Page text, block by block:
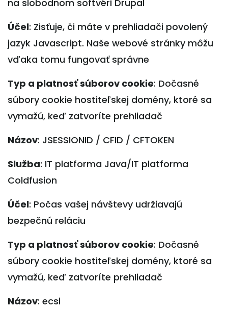
na slobodnom softvéri Drupal
Účel: Zisťuje, či máte v prehliadači povolený
jazyk Javascript. Naše webové stránky môžu
vďaka tomu fungovať správne
Typ a platnosť súborov cookie: Dočasné
súbory cookie hostiteľskej domény, ktoré sa
vymažú, keď zatvoríte prehliadač
Názov: JSESSIONID / CFID / CFTOKEN
Služba: IT platforma Java/IT platforma
Coldfusion
Účel: Počas vašej návštevy udržiavajú
bezpečnú reláciu
Typ a platnosť súborov cookie: Dočasné
súbory cookie hostiteľskej domény, ktoré sa
vymažú, keď zatvoríte prehliadač
Názov: ecsi